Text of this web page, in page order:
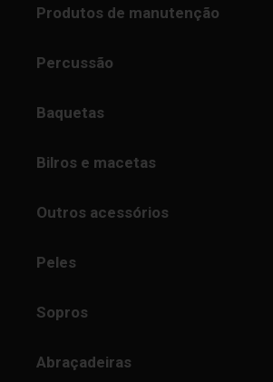
Produtos de manutenção
Percussão
Baquetas
Bilros e macetas
Outros acessórios
Peles
Sopros
Abraçadeiras